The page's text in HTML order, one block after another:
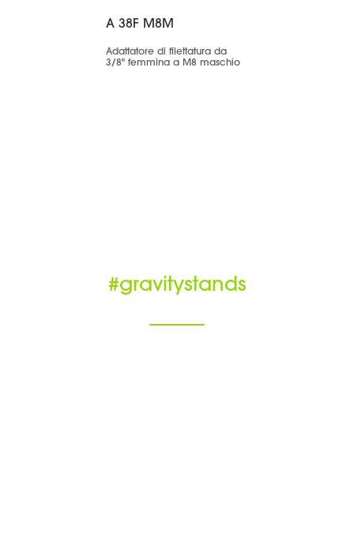
A 38F M8M
Adattatore di filettatura da
3/8" femmina a M8 maschio
#gravitystands